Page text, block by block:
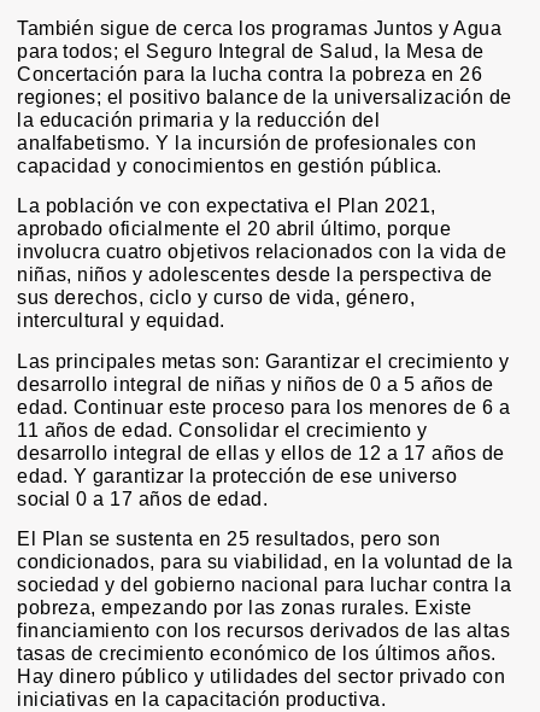
También sigue de cerca los programas Juntos y Agua
para todos; el Seguro Integral de Salud, la Mesa de
Concertación para la lucha contra la pobreza en 26
regiones; el positivo balance de la universalización de
la educación primaria y la reducción del
analfabetismo. Y la incursión de profesionales con
capacidad y conocimientos en gestión pública.
La población ve con expectativa el Plan 2021,
aprobado oficialmente el 20 abril último, porque
involucra cuatro objetivos relacionados con la vida de
niñas, niños y adolescentes desde la perspectiva de
sus derechos, ciclo y curso de vida, género,
intercultural y equidad.
Las principales metas son: Garantizar el crecimiento y
desarrollo integral de niñas y niños de 0 a 5 años de
edad. Continuar este proceso para los menores de 6 a
11 años de edad. Consolidar el crecimiento y
desarrollo integral de ellas y ellos de 12 a 17 años de
edad. Y garantizar la protección de ese universo
social 0 a 17 años de edad.
El Plan se sustenta en 25 resultados, pero son
condicionados, para su viabilidad, en la voluntad de la
sociedad y del gobierno nacional para luchar contra la
pobreza, empezando por las zonas rurales. Existe
financiamiento con los recursos derivados de las altas
tasas de crecimiento económico de los últimos años.
Hay dinero público y utilidades del sector privado con
iniciativas en la capacitación productiva.